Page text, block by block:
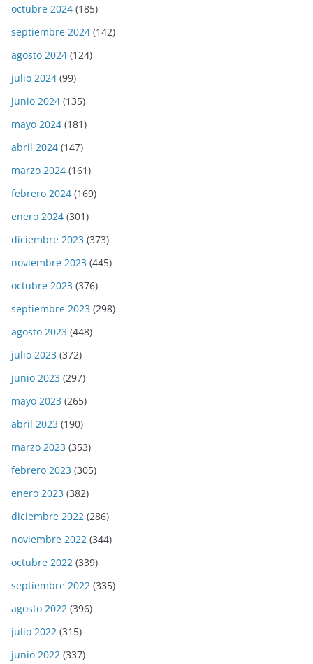
octubre 2024 (185)
septiembre 2024 (142)
agosto 2024 (124)
julio 2024 (99)
junio 2024 (135)
mayo 2024 (181)
abril 2024 (147)
marzo 2024 (161)
febrero 2024 (169)
enero 2024 (301)
diciembre 2023 (373)
noviembre 2023 (445)
octubre 2023 (376)
septiembre 2023 (298)
agosto 2023 (448)
julio 2023 (372)
junio 2023 (297)
mayo 2023 (265)
abril 2023 (190)
marzo 2023 (353)
febrero 2023 (305)
enero 2023 (382)
diciembre 2022 (286)
noviembre 2022 (344)
octubre 2022 (339)
septiembre 2022 (335)
agosto 2022 (396)
julio 2022 (315)
junio 2022 (337)